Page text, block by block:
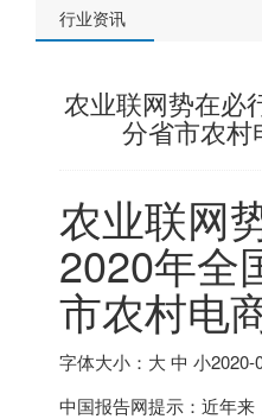
行业资讯
农业联网势在必
分省市农村
农业联网
2020年全
市农村电
字体大小：大 中 小2020-
中国报告网提示：近年来